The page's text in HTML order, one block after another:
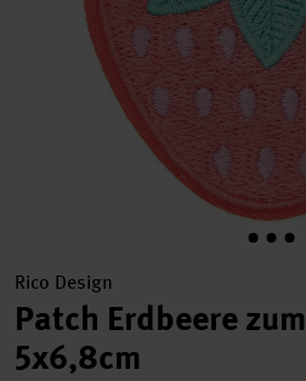
Rico Design
Patch Erdbeere
5x6,8cm